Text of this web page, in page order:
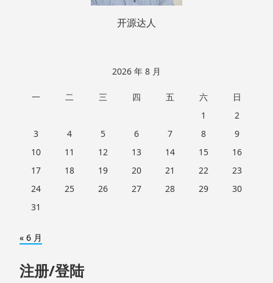
开源达人
2026 年 8 月
一 二 三 四 五 六
日
1
2
3
4 5 6 7 8
9
10
11 12 13 14 15
16
17
18 19 20 21 22
23
24
25 26 27 28 29
30
31
« 6 月
注册/登陆